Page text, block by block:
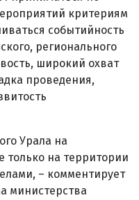
критериям
событийность
регионального
широкий охват
проведения,
Урала на
только на территории
– комментирует
министерства